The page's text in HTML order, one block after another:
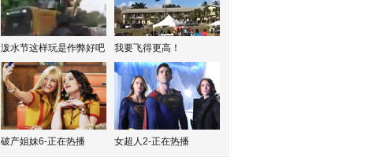
泼水节这样玩是作弊好吧 我要飞得更高！
破产姐妹6-正在热播 女超人2-正在热播